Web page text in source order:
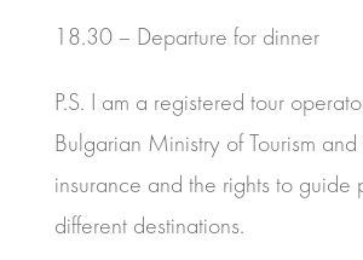
18.30 – Departure for dinner
P.S. I am a registered tour
Bulgarian Ministry of Tourism
insurance and the rights to guide
different destinations.